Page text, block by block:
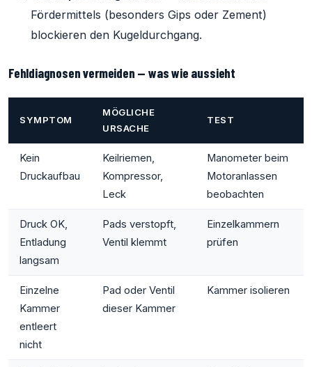
Fördermittels (besonders Gips oder Zement)
blockieren den Kugeldurchgang.
Fehldiagnosen vermeiden — was wie aussieht
SYMPTOM
MÖGLICHE
URSACHE
TEST
Kein
Druckaufbau
Keilriemen,
Kompressor,
Leck
Manometer beim
Motoranlassen
beobachten
Druck OK,
Entladung
langsam
Pads verstopft,
Ventil klemmt
Einzelkammern
prüfen
Einzelne
Kammer
entleert
nicht
Pad oder Ventil
dieser Kammer
Kammer isolieren